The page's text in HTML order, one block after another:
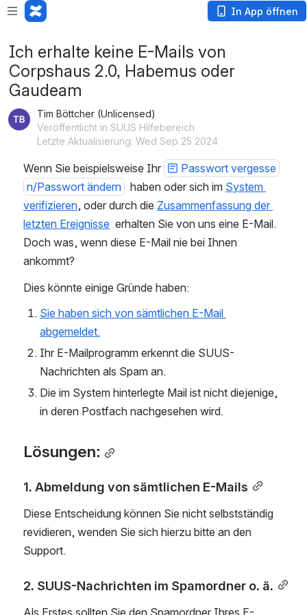
In App öffnen
Ich erhalte keine E-Mails von
Corpshaus 2.0, Habemus oder
Gaudeam
Tim Böttcher (Unlicensed)
Veröffentlicht in SUUS Hilfebereich
Letzte Aktualisierung: Wed Sep 25 2024
Wenn Sie beispielsweise Ihr
Passwort vergesse
n/Passwort ändern
  haben oder sich im
System
verifizieren, oder durch die Zusammenfassung der
letzten Ereignisse
  erhalten Sie von uns eine E-Mail.
Doch was, wenn diese E-Mail nie bei Ihnen
ankommt?
Dies könnte einige Gründe haben:
Sie haben sich von sämtlichen E-Mail
abgemeldet.
Ihr E-Mailprogramm erkennt die SUUS-
Nachrichten als Spam an.
Die im System hinterlegte Mail ist nicht diejenige,
in deren Postfach nachgesehen wird.
Lösungen:
1. Abmeldung von sämtlichen E-Mails
Diese Entscheidung können Sie nicht selbstständig
revidieren, wenden Sie sich hierzu bitte an den
Support.
2. SUUS-Nachrichten im Spamordner o. ä.
Als Erstes sollten Sie den Spamordner Ihres E-